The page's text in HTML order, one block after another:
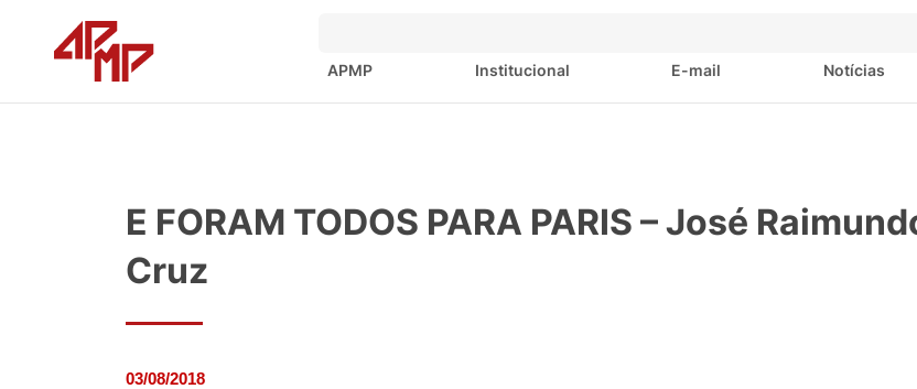
APMP
Institucional E-mail Notícias
E FORAM TODOS PARA PARIS – José
Cruz
03/08/2018